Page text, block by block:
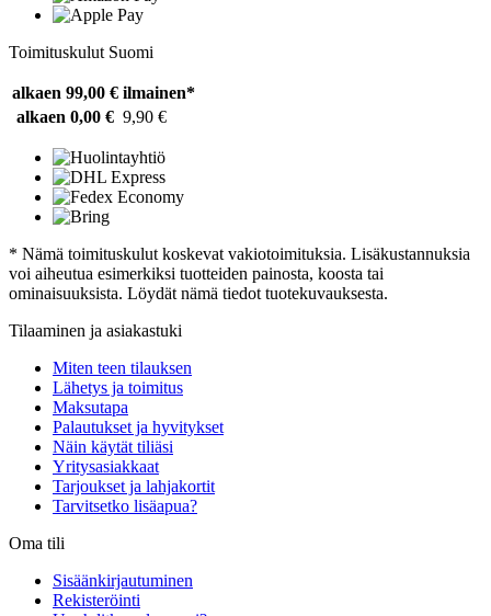
Toimituskulut Suomi
alkaen 99,00 € ilmainen*
alkaen 0,00 € 9,90 €
* Nämä toimituskulut koskevat vakiotoimituksia. Lisäkustannuksia
voi aiheutua esimerkiksi tuotteiden painosta, koosta tai
ominaisuuksista. Löydät nämä tiedot tuotekuvauksesta.
Tilaaminen ja asiakastuki
Miten teen tilauksen
Lähetys ja toimitus
Maksutapa
Palautukset ja hyvitykset
Näin käytät tiliäsi
Yritysasiakkaat
Tarjoukset ja lahjakortit
Tarvitsetko lisäapua?
Oma tili
Sisäänkirjautuminen
Rekisteröinti